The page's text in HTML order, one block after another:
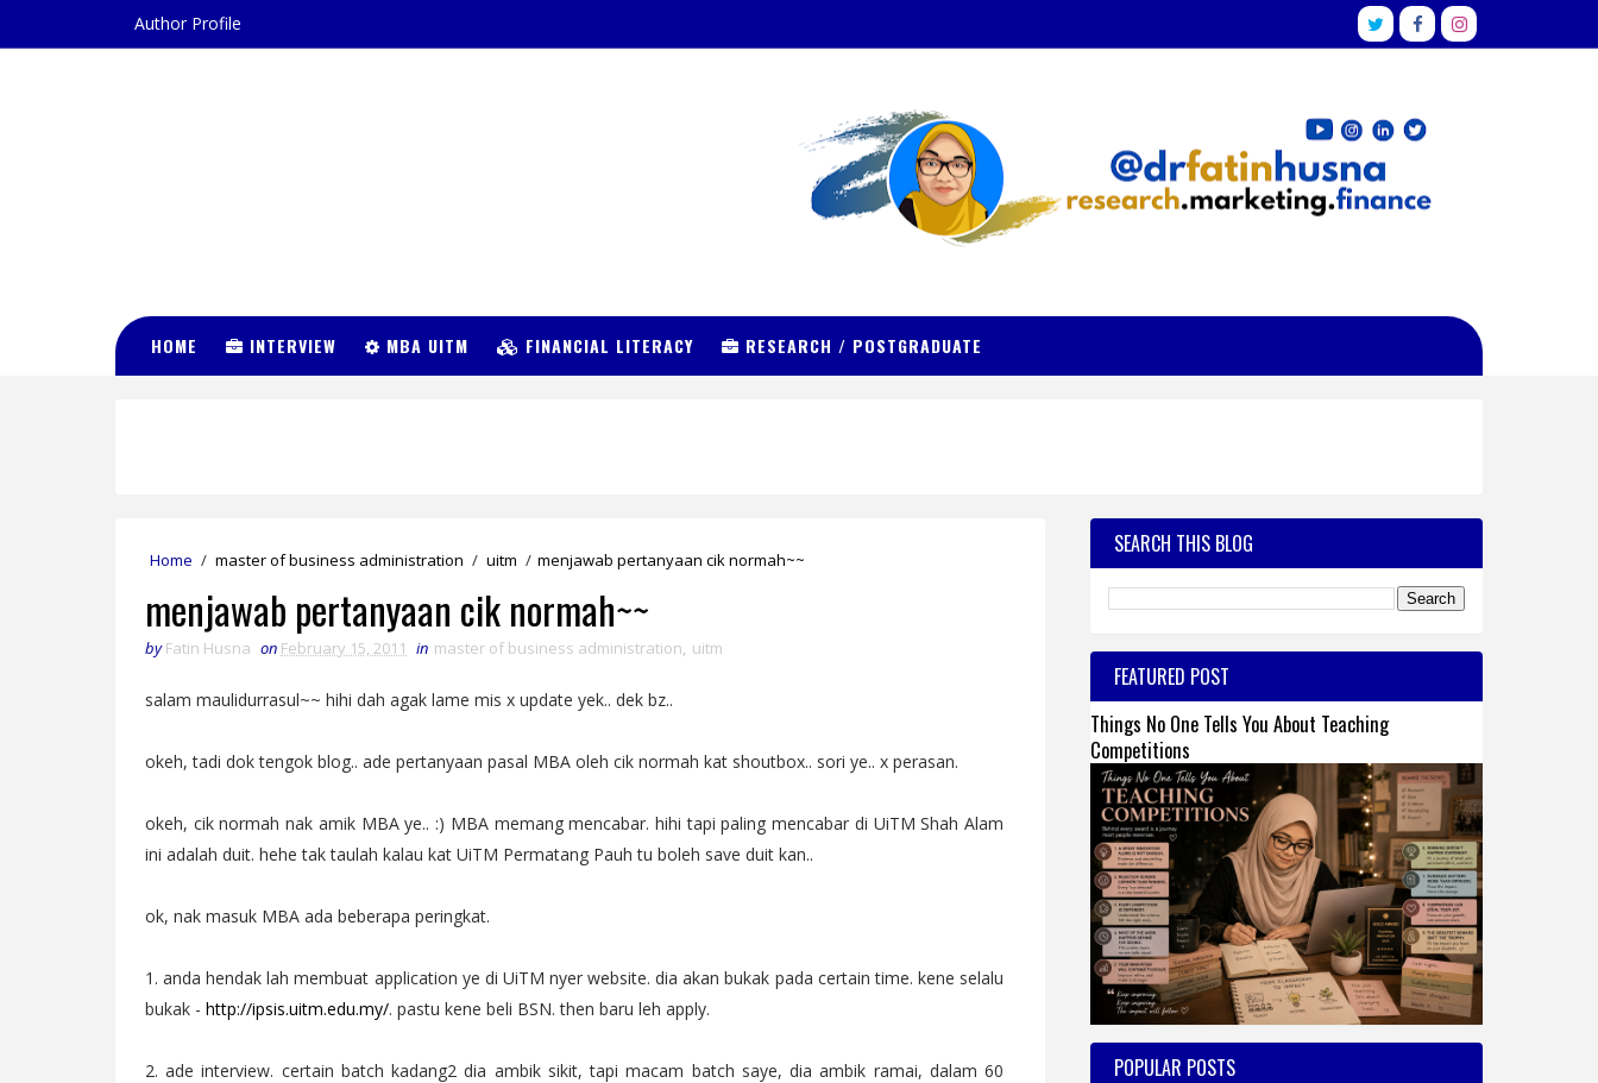
Author Profile
HOME INTERVIEW MBA UITM FINANCIAL LITERACY RESEARCH / POSTGRADUATE
Home / master of business administration / uitm / menjawab pertanyaan cik normah~~
menjawab pertanyaan cik normah~~
by Fatin Husna on February 15, 2011 in master of business administration, uitm
salam maulidurrasul~~ hihi dah agak lame mis x update yek.. dek bz..
okeh, tadi dok tengok blog.. ade pertanyaan pasal MBA oleh cik normah kat shoutbox.. sori ye.. x perasan.
okeh, cik normah nak amik MBA ye.. :) MBA memang mencabar. hihi tapi paling mencabar di UiTM Shah Alam
ini adalah duit. hehe tak taulah kalau kat UiTM Permatang Pauh tu boleh save duit kan..
ok, nak masuk MBA ada beberapa peringkat.
1. anda hendak lah membuat application ye di UiTM nyer website. dia akan bukak pada certain time. kene selalu
bukak - http://ipsis.uitm.edu.my/. pastu kene beli BSN. then baru leh apply.
2. ade interview. certain batch kadang2 dia ambik sikit, tapi macam batch saye, dia ambik ramai, dalam 60
SEARCH THIS BLOG
FEATURED POST
Things No One Tells You About Teaching
Competitions
POPULAR POSTS